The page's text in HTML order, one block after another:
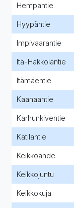
Hempantie
Hyypäntie
Impivaarantie
Itä-Hakkolantie
Itämäentie
Kaanaantie
Karhunkiventie
Katilantie
Keikkoahde
Keikkojuntu
Keikkokuja